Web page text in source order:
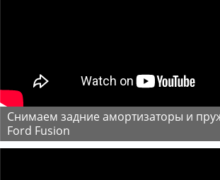
Снимаем задние амортизаторы и пружины на
Ford Fusion